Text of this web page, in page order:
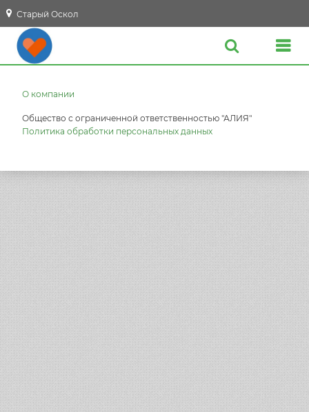
Старый Оскол
О компании
Общество с ограниченной ответственностью "АЛИЯ"
Политика обработки персональных данных